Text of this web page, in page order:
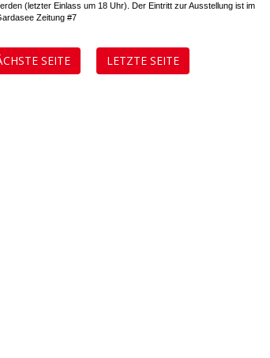
(letzter Einlass um 18 Uhr). Der Eintritt zur Ausstellung ist im
Zeitung #7
SEITE LETZTE SEITE